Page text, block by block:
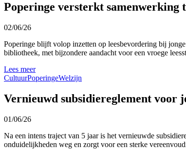
Poperinge versterkt samenwerking
02/06/26
Poperinge blijft volop inzetten op leesbevordering bij
bibliotheek, met bijzondere aandacht voor een vroege
Lees meer
CultuurPoperingeWelzijn
Vernieuwd subsidiereglement voor
01/06/26
Na een intens traject van 5 jaar is het vernieuwde
onduidelijkheden weg en zorgt voor een sterke